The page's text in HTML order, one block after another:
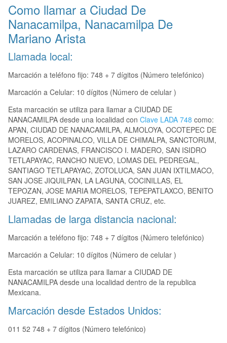
Como llamar a Ciudad De
Nanacamilpa, Nanacamilpa De
Mariano Arista
Llamada local:
Marcación a teléfono fijo: 748 + 7 dígitos (Número telefónico)
Marcación a Celular: 10 dígitos (Número de celular )
Esta marcación se utiliza para llamar a CIUDAD DE
NANACAMILPA desde una localidad con Clave LADA 748 como:
APAN, CIUDAD DE NANACAMILPA, ALMOLOYA, OCOTEPEC DE
MORELOS, ACOPINALCO, VILLA DE CHIMALPA, SANCTORUM,
LAZARO CARDENAS, FRANCISCO I. MADERO, SAN ISIDRO
TETLAPAYAC, RANCHO NUEVO, LOMAS DEL PEDREGAL,
SANTIAGO TETLAPAYAC, ZOTOLUCA, SAN JUAN IXTILMACO,
SAN JOSE JIQUILPAN, LA LAGUNA, COCINILLAS, EL
TEPOZAN, JOSE MARIA MORELOS, TEPEPATLAXCO, BENITO
JUAREZ, EMILIANO ZAPATA, SANTA CRUZ, etc.
Llamadas de larga distancia nacional:
Marcación a teléfono fijo: 748 + 7 dígitos (Número telefónico)
Marcación a Celular: 10 dígitos (Número de celular )
Esta marcación se utiliza para llamar a CIUDAD DE
NANACAMILPA desde una localidad dentro de la republica
Mexicana.
Marcación desde Estados Unidos:
011 52 748 + 7 dígitos (Número telefónico)